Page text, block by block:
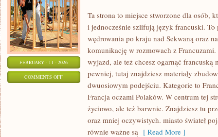
FEBRUARY - 11 - 2026
COMMENTS OFFON
WYDARZENIA
FESTIWALE
Ta strona to miejsce stworzone dla osób,
i jednocześnie szlifują język francuski. To
wędrowania po kraju nad Sekwaną oraz
komunikację w rozmowach z
wyjazd, ale też chcesz ogarnąć francuską
pewniej, tutaj znajdziesz materiały
dwuosiowym podejściu. Kategorie to
Francja oczami Polaków. W centrum tej
życiowo, ale też barwnie. Znajdziesz tu
oraz mniej oczywistych. miasto świateł
równie ważne są [ Read More ]